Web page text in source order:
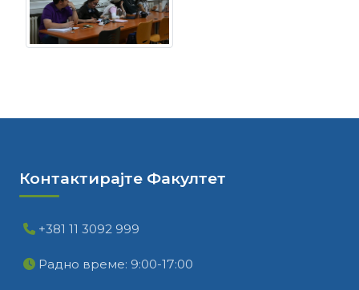
Контактирајте Факултет
+381 11 3092 999
Радно време: 9:00-17:00